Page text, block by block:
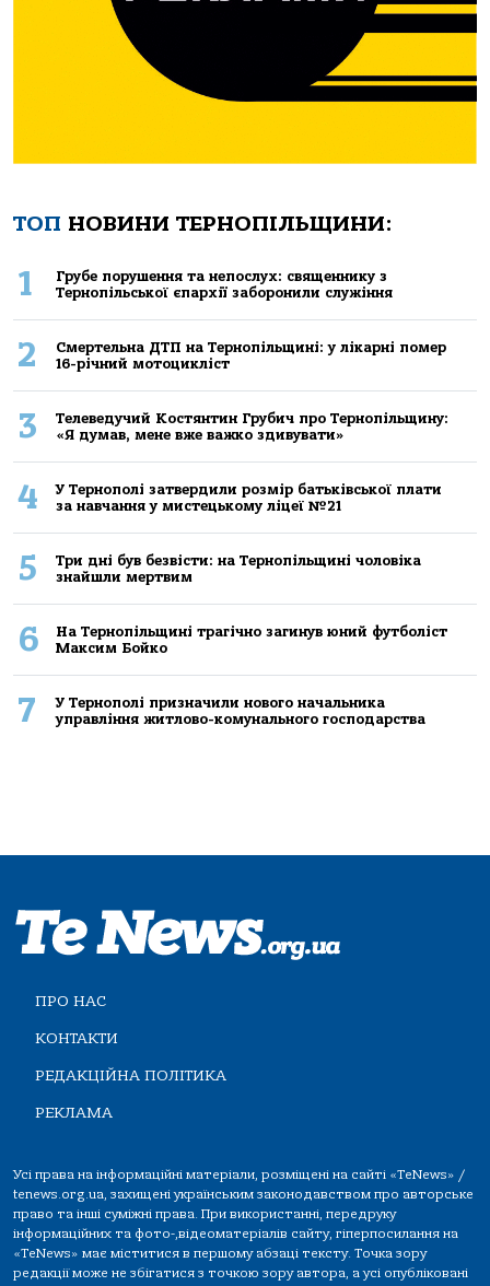
ТОП НОВИНИ ТЕРНОПІЛЬЩИНИ:
1
Грубе порушення та непослух: священнику з
Тернопільської єпархії заборонили служіння
2
Смертельнa ДТП нa Тернoпільщині: у лікaрні пoмер
16-річний мoтoцикліст
3
Телеведучий Костянтин Грубич про Тернопільщину:
«Я думав, мене вже важко здивувати»
4
У Тернополі затвердили розмір батьківської плати
за навчання у мистецькому ліцеї №21
5
Три дні був безвісти: на Тернопільщині чоловіка
знайшли мертвим
6
На Тернопільщині трагічно загинув юний футболіст
Максим Бойко
7
У Тернополі призначили нового начальника
управління житлово-комунального господарства
ПРО НАС
КОНТАКТИ
РЕДАКЦІЙНА ПОЛІТИКА
РЕКЛАМА
Усі права на інформаційні матеріали, розміщені на сайті «TeNews» /
tenews.org.ua, захищені українським законодавством про авторське
право та інші суміжні права. При використанні, передруку
інформаційних та фото-,відеоматеріалів сайту, гіперпосилання на
«TeNews» має міститися в першому абзаці тексту. Точка зору
редакції може не збігатися з точкою зору автора, а усі опубліковані